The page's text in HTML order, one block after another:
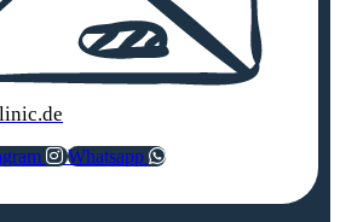
Whatsapp